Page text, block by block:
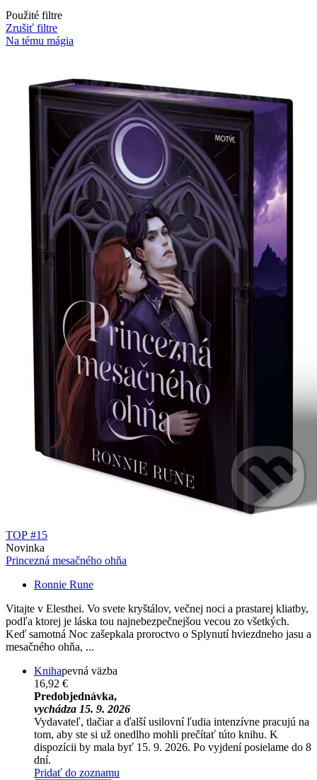
Použité filtre
Zrušiť filtre
Na tému mágia
TOP #15
Novinka
Princezná mesačného ohňa
Ronnie Rune
Vitajte v Elesthei. Vo svete kryštálov, večnej noci a prastarej kliatby,
podľa ktorej je láska tou najnebezpečnejšou vecou zo všetkých.
Keď samotná Noc zašepkala proroctvo o Splynutí hviezdneho jasu a
mesačného ohňa, ...
Knihapevná väzba
16,92 €
Predobjednávka,
vychádza 15. 9. 2026
Vydavateľ, tlačiar a ďalší usilovní ľudia intenzívne pracujú na
tom, aby ste si už onedlho mohli prečítať túto knihu. K
dispozícii by mala byť 15. 9. 2026. Po vyjdení posielame do 8
dní.
Pridať do zoznamu